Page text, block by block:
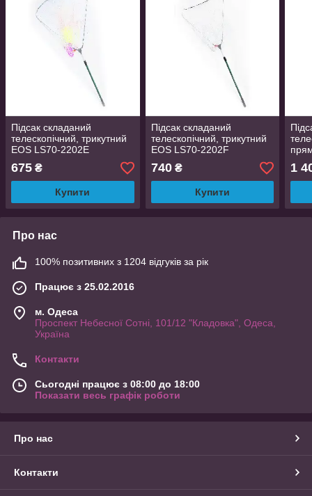
Підсак складаний
телескопічний, трикутний
EOS LS70-2202E
675 ₴
Купити
Підсак складаний
телескопічний, трикутний
EOS LS70-2202F
740₴
Купити
1
Про нас
100% позитивних з 1204 відгуків за рік
Працює з 25.02.2016
м. Одеса
Проспект Небесної Сотні, 101/12 "Кладовка", Одеса,
Україна
Контакти
Сьогодні працює з 08:00 до 18:00
Показати весь графік роботи
Про нас
Контакти